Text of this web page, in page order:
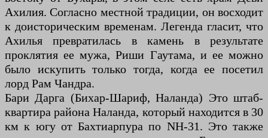
Ахилия. Согласно местной традиции, он восходит
к доисторическим временам. Легенда гласит, что
Ахилья превратилась в камень в результате
проклятия ее мужа, Риши Гаутама, и ее можно
было искупить только тогда, когда ее посетил
лорд Рам Чандра.
Бари Дарга (Бихар-Шариф, Наланда) Это штаб-
квартира района Наланда, который находится в 30
км к югу от Бахтиарпура по NH-31. Это также